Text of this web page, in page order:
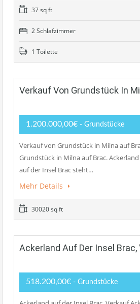
37 sq ft
2 Schlafzimmer
1 Toilette
Verkauf Von Grundstück In
1.200.000,00€ - Grundstücke
Verkauf von Grundstück in Milna auf
Grundstück in Milna auf Brac.
auf der Insel Brac steht…
Mehr Details
30020 sq ft
Ackerland Auf Der Insel Brac,
518.200,00€ - Grundstücke